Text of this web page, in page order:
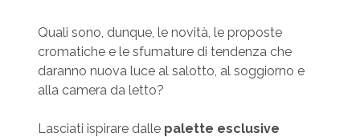
Quali sono, dunque, le novità, le proposte
cromatiche e le sfumature di tendenza che
daranno nuova luce al salotto, al soggiorno e
alla camera da letto?
Lasciati ispirare dalle palette esclusive